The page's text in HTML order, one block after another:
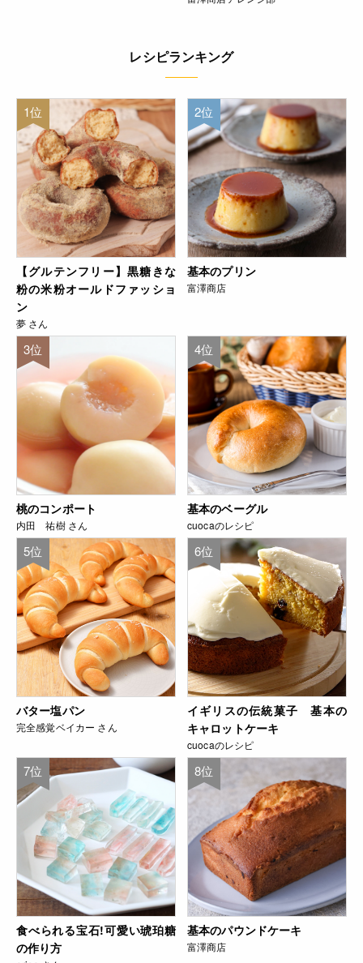
レシピランキング
1位
【グルテンフリー】黒糖きな
粉の米粉オールドファッショ
ン
夢 さん
2位
基本のプリン
富澤商店
3位
桃のコンポート
内田 祐樹 さん
4位
基本のベーグル
cuocaのレシピ
5位
バター塩パン
完全感覚ベイカー さん
6位
イギリスの伝統菓子 基本の
キャロットケーキ
cuocaのレシピ
7位
食べられる宝石!可愛い琥珀糖
の作り方
8位
基本のパウンドケーキ
富澤商店